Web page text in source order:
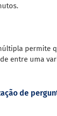
permite
entre uma
de